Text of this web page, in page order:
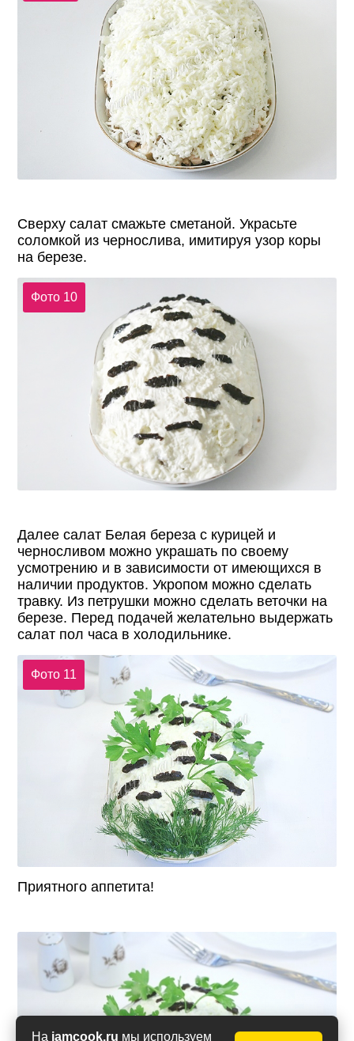
На iamcook.ru мы используем
Сверху салат смажьте сметаной. Украсьте
соломкой из чернослива, имитируя узор коры
на березе.
Фото 10
Далее салат Белая береза с курицей и
черносливом можно украшать по своему
усмотрению и в зависимости от имеющихся в
наличии продуктов. Укропом можно сделать
травку. Из петрушки можно сделать веточки на
березе. Перед подачей желательно выдержать
салат пол часа в холодильнике.
Фото 11
Приятного аппетита!